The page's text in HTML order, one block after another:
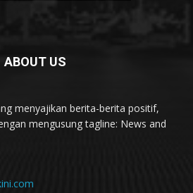
ABOUT US
menyajikan berita-berita positif,
mengusung tagline: News and